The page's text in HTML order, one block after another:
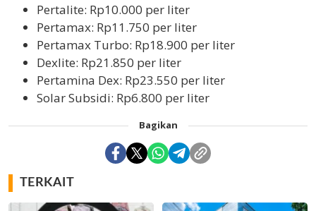
Pertalite: Rp10.000 per liter
Pertamax: Rp11.750 per liter
Pertamax Turbo: Rp18.900 per liter
Dexlite: Rp21.850 per liter
Pertamina Dex: Rp23.550 per liter
Solar Subsidi: Rp6.800 per liter
Bagikan
TERKAIT